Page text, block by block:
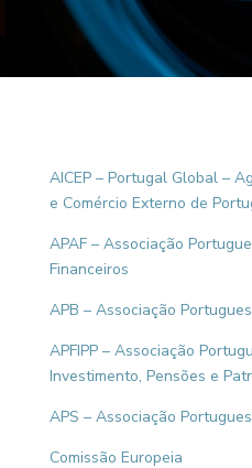
AICEP – Portugal Global –
e Comércio Externo de
APAF – Associação
Financeiros
APB – Associação
APFIPP – Associação
Investimento, Pensões e
APS – Associação
Comissão Europeia